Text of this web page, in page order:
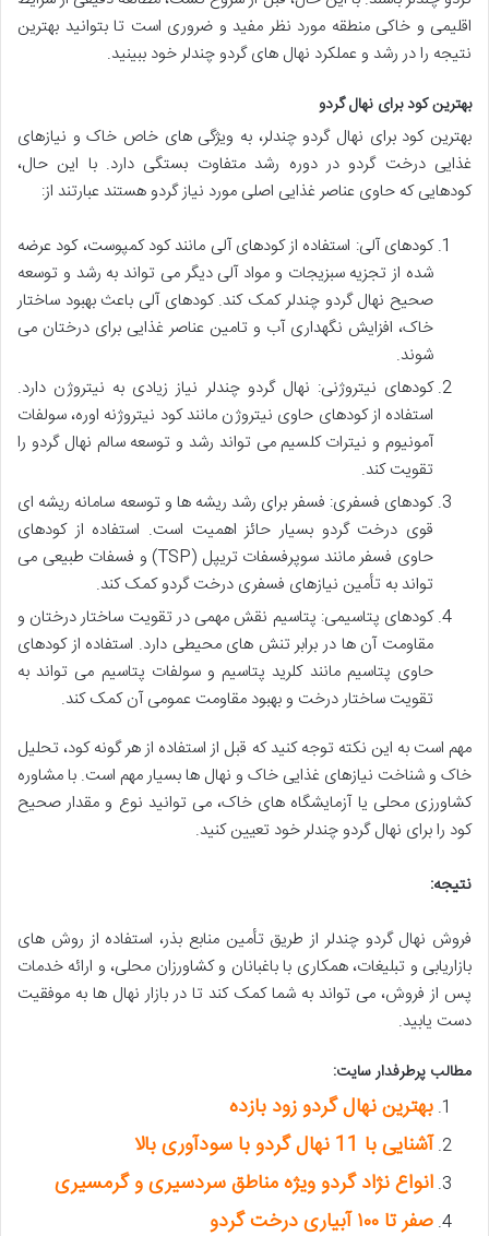
اقلیمی و خاکی منطقه مورد نظر مفید و ضروری است تا بتوانید بهترین
نتیجه را در رشد و عملکرد نهال های گردو چندلر خود ببینید.
بهترین کود برای نهال گردو
بهترین کود برای نهال گردو چندلر، به ویژگی های خاص خاک و نیازهای
غذایی درخت گردو در دوره رشد متفاوت بستگی دارد. با این حال،
کودهایی که حاوی عناصر غذایی اصلی مورد نیاز گردو هستند عبارتند از:
کودهای آلی: استفاده از کودهای آلی مانند کود کمپوست، کود عرضه
شده از تجزیه سبزیجات و مواد آلی دیگر می تواند به رشد و توسعه
صحیح نهال گردو چندلر کمک کند. کودهای آلی باعث بهبود ساختار
خاک، افزایش نگهداری آب و تامین عناصر غذایی برای درختان می
شوند.
کودهای نیتروژنی: نهال گردو چندلر نیاز زیادی به نیتروژن دارد.
استفاده از کودهای حاوی نیتروژن مانند کود نیتروژنه اوره، سولفات
آمونیوم و نیترات کلسیم می تواند رشد و توسعه سالم نهال گردو را
تقویت کند.
کودهای فسفری: فسفر برای رشد ریشه ها و توسعه سامانه ریشه ای
قوی درخت گردو بسیار حائز اهمیت است. استفاده از کودهای
حاوی فسفر مانند سوپرفسفات تریپل (TSP) و فسفات طبیعی می
تواند به تأمین نیازهای فسفری درخت گردو کمک کند.
کودهای پتاسیمی: پتاسیم نقش مهمی در تقویت ساختار درختان و
مقاومت آن ها در برابر تنش های محیطی دارد. استفاده از کودهای
حاوی پتاسیم مانند کلرید پتاسیم و سولفات پتاسیم می تواند به
تقویت ساختار درخت و بهبود مقاومت عمومی آن کمک کند.
مهم است به این نکته توجه کنید که قبل از استفاده از هر گونه کود، تحلیل
خاک و شناخت نیازهای غذایی خاک و نهال ها بسیار مهم است. با مشاوره
کشاورزی محلی یا آزمایشگاه های خاک، می توانید نوع و مقدار صحیح
کود را برای نهال گردو چندلر خود تعیین کنید.
نتیجه:
فروش نهال گردو چندلر از طریق تأمین منابع بذر، استفاده از روش های
بازاریابی و تبلیغات، همکاری با باغبانان و کشاورزان محلی، و ارائه خدمات
پس از فروش، می تواند به شما کمک کند تا در بازار نهال ها به موفقیت
دست یابید.
مطالب پرطرفدار سایت:
بهترین نهال گردو زود بازده
آشنایی با 11 نهال گردو با سودآوری بالا
انواع نژاد گردو ویژه مناطق سردسیری و گرمسیری
صفر تا ۱۰۰ آبیاری درخت گردو